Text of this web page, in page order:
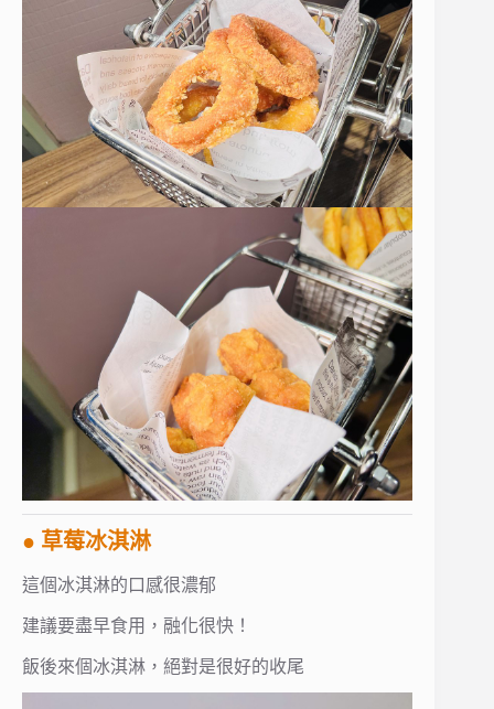
● 草莓冰淇淋
這個冰淇淋的口感很濃郁
建議要盡早食用，融化很快！
飯後來個冰淇淋，絕對是很好的收尾